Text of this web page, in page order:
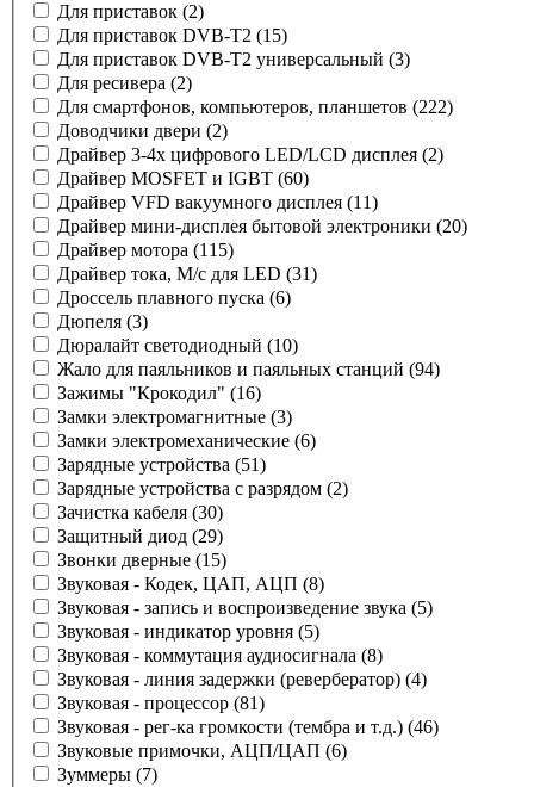
Для приставок (2)
Для приставок DVB-T2 (15)
Для приставок DVB-T2 универсальный (3)
Для ресивера (2)
Для смартфонов, компьютеров, планшетов (222)
Доводчики двери (2)
Драйвер 3-4х цифрового LED/LCD дисплея (2)
Драйвер MOSFET и IGBT (60)
Драйвер VFD вакуумного дисплея (11)
Драйвер мини-дисплея бытовой электроники (20)
Драйвер мотора (115)
Драйвер тока, М/с для LED (31)
Дроссель плавного пуска (6)
Дюпеля (3)
Дюралайт светодиодный (10)
Жало для паяльников и паяльных станций (94)
Зажимы "Крокодил" (16)
Замки электромагнитные (3)
Замки электромеханические (6)
Зарядные устройства (51)
Зарядные устройства с разрядом (2)
Зачистка кабеля (30)
Защитный диод (29)
Звонки дверные (15)
Звуковая - Кодек, ЦАП, АЦП (8)
Звуковая - запись и воспроизведение звука (5)
Звуковая - индикатор уровня (5)
Звуковая - коммутация аудиосигнала (8)
Звуковая - линия задержки (ревербератор) (4)
Звуковая - процессор (81)
Звуковая - рег-ка громкости (тембра и т.д.) (46)
Звуковые примочки, АЦП/ЦАП (6)
Зуммеры (7)